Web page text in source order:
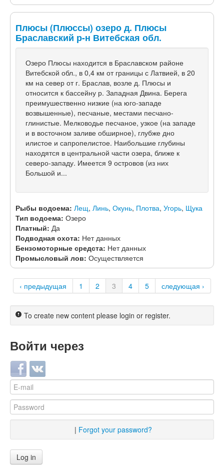
Плюсы (Плюссы) озеро д. Плюсы
Браславский р-н Витебская обл.
Озеро Плюсы находится в Браславском районе
Витебской обл., в 0,4 км от границы с Латвией, в 20
км на север от г. Браслав, возле д. Плюсы и
относится к бассейну р. Западная Двина. Берега
преимушественно низкие (на юго-западе
возвышенные), песчаные, местами песчано-
глинистые. Мелководье песчаное, узкое (на западе
и в восточном заливе обширное), глубже дно
илистое и сапропелистое. Наибольшие глубины
находятся в центральной части озера, ближе к
северо-западу. Имеется 9 островов (из них
Большой и...
Рыбы водоема: Лещ, Линь, Окунь, Плотва, Угорь, Щука
Тип водоема: Озеро
Платный: Да
Подводная охота: Нет данных
Бензомоторные средста: Нет данных
Промысловый лов: Осуществляется
‹ предыдущая 1 2 3 4 5 следующая ›
To create new content please login or register.
Войти через
Login with Facebook
Login with VKontakte
| Forgot your password?
Log in